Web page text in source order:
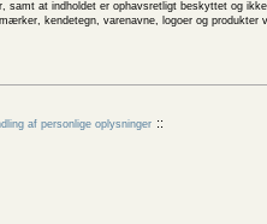
samt at indholdet er ophavsretligt beskyttet og
kendetegn, varenavne, logoer og
af personlige oplysninger